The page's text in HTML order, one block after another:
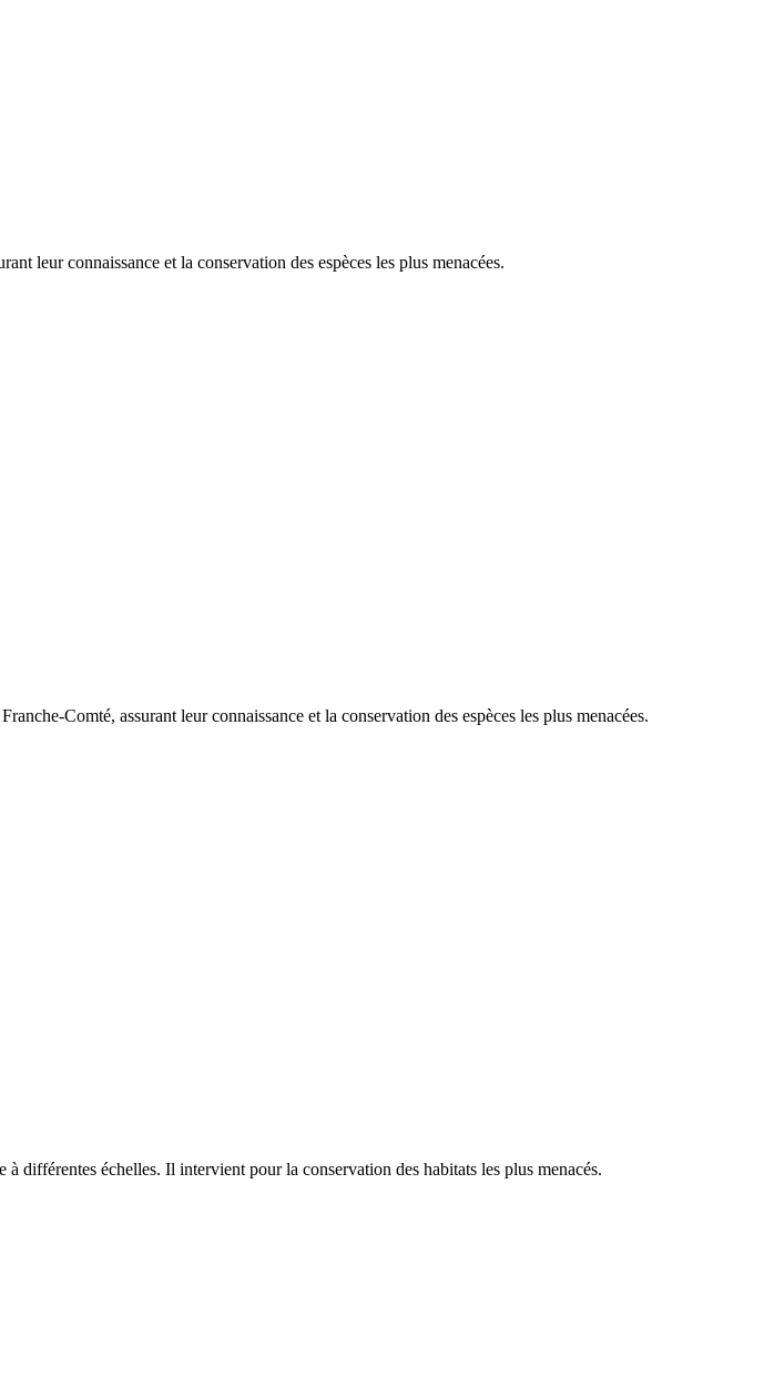
leur connaissance et la conservation des espèces les plus menacées.
Comté, assurant leur connaissance et la conservation des espèces les plus menacées.
différentes échelles. Il intervient pour la conservation des habitats les plus menacés.